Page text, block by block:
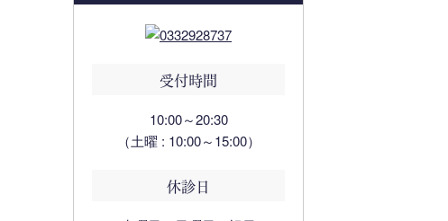
受付時間
10:00～20:30
（土曜 : 10:00～15:00）
休診日